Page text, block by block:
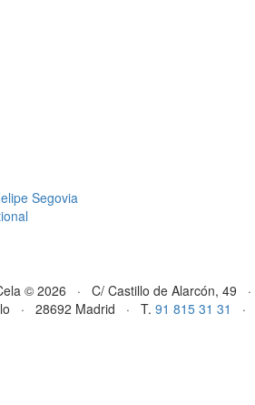
© 2026 · C/ Castillo de Alarcón, 49 ·
· 28692 Madrid · T. 91 815 31 31
·